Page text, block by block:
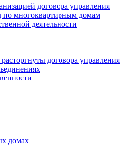
договора управления
по многоквартирным домам
деятельности
договора управления
домах